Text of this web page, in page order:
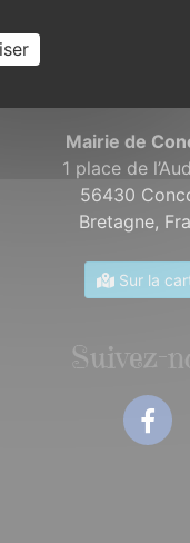
Mairie de
1 place de
56430
Bretagne,
Sur la
Suivez-